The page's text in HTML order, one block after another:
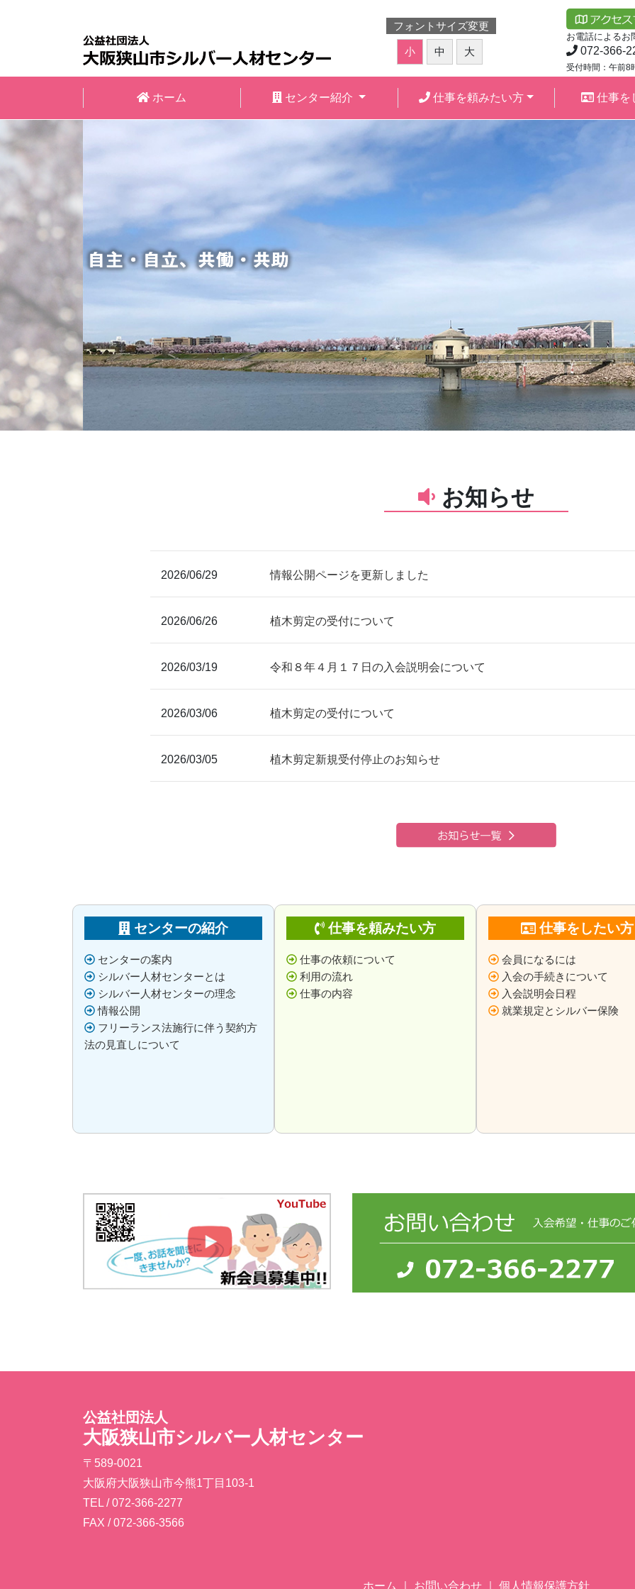
フォントサイズ変更
小 中 大
お電話によるお
072-366-
受付時間：午前8
ホーム センター紹介 仕事を頼みたい方 仕事を
フリーランス法施行に伴う契約方法の見直しに
ついて
会員クラウドサービス
公式LINE(ライン)
お知らせ
2026/06/29 情報公開ページを更新しました
2026/06/26 植木剪定の受付について
2026/03/19 令和８年４月１７日の入会説明会について
2026/03/06 植木剪定の受付について
2026/03/05 植木剪定新規受付停止のお知らせ
センターの紹介
センターの案内
シルバー人材センターとは
シルバー人材センターの理念
情報公開
フリーランス法施行に伴う契約方
法の見直しについて
仕事を頼みたい方
仕事の依頼について
利用の流れ
仕事の内容
仕事をしたい方
会員になるには
入会の手続きについて
入会説明会日程
就業規定とシルバー保険
公益社団法人
大阪狭山市シルバー人材センター
〒589-0021
大阪府大阪狭山市今熊1丁目103-1
TEL / 072-366-2277
FAX / 072-366-3566
ホーム お問い合わせ 個人情報保護方針